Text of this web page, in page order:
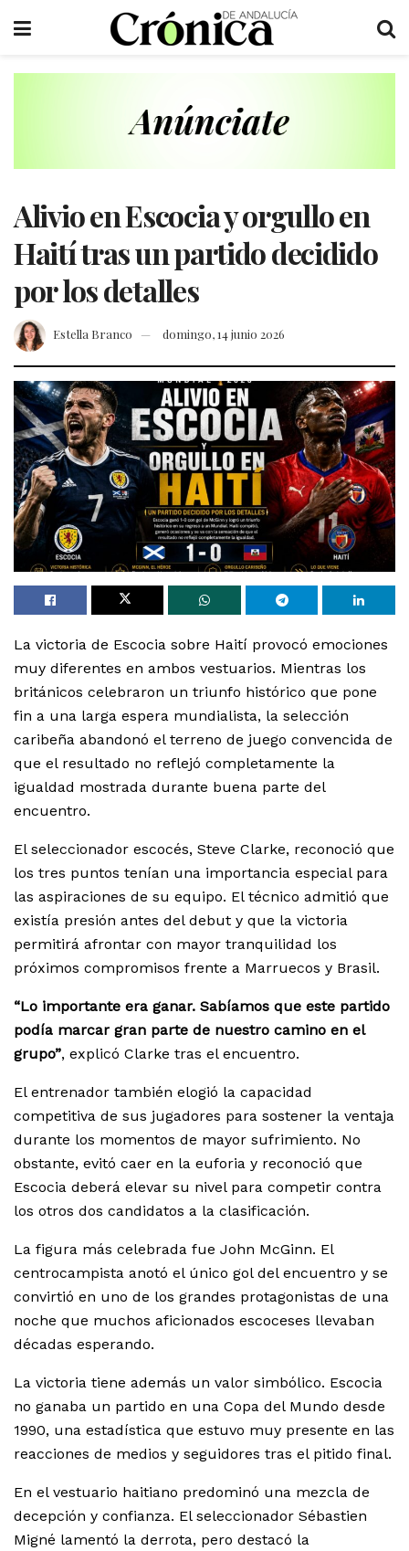
Alivio en Escocia y orgullo en
Haití tras un partido decidido
por los detalles
Estella Branco domingo, 14 junio 2026
La victoria de Escocia sobre Haití provocó emociones
muy diferentes en ambos vestuarios. Mientras los
británicos celebraron un triunfo histórico que pone
fin a una larga espera mundialista, la selección
caribeña abandonó el terreno de juego convencida de
que el resultado no reflejó completamente la
igualdad mostrada durante buena parte del
encuentro.
El seleccionador escocés, Steve Clarke, reconoció que
los tres puntos tenían una importancia especial para
las aspiraciones de su equipo. El técnico admitió que
existía presión antes del debut y que la victoria
permitirá afrontar con mayor tranquilidad los
próximos compromisos frente a Marruecos y Brasil.
“Lo importante era ganar. Sabíamos que este partido
podía marcar gran parte de nuestro camino en el
grupo”, explicó Clarke tras el encuentro.
El entrenador también elogió la capacidad
competitiva de sus jugadores para sostener la ventaja
durante los momentos de mayor sufrimiento. No
obstante, evitó caer en la euforia y reconoció que
Escocia deberá elevar su nivel para competir contra
los otros dos candidatos a la clasificación.
La figura más celebrada fue John McGinn. El
centrocampista anotó el único gol del encuentro y se
convirtió en uno de los grandes protagonistas de una
noche que muchos aficionados escoceses llevaban
décadas esperando.
La victoria tiene además un valor simbólico. Escocia
no ganaba un partido en una Copa del Mundo desde
1990, una estadística que estuvo muy presente en las
reacciones de medios y seguidores tras el pitido final.
En el vestuario haitiano predominó una mezcla de
decepción y confianza. El seleccionador Sébastien
Migné lamentó la derrota, pero destacó la